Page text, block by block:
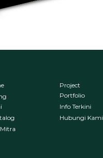
Project
Portfolio
Info Terkini
Hubungi Kami